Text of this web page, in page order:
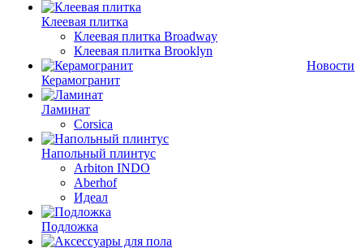
Клеевая плитка
Клеевая плитка Broadway
Клеевая плитка Brooklyn
Керамогранит
Ламинат
Corsica
Напольный плинтус
Arbiton INDO
Aberhof
Идеал
Подложка
Новости